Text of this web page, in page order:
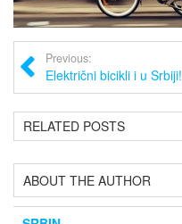
Previous:
Električni bicikli i u Srbiji!
RELATED POSTS
ABOUT THE AUTHOR